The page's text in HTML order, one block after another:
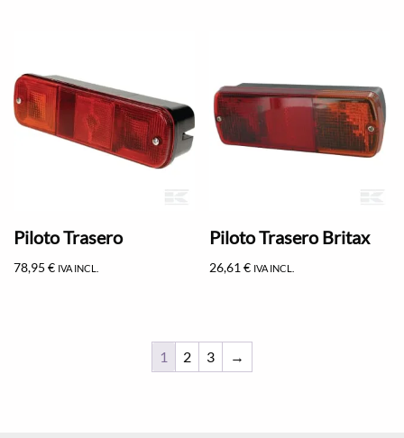
Piloto Trasero
78,95 € IVA INCL.
Piloto Trasero Britax
26,61€ IVA INCL.
1 2 3 →